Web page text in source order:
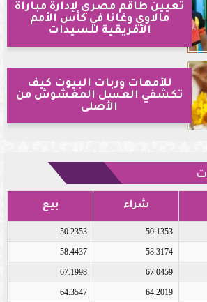
تعيين طاقم مصري لإدارة مباراة
مالاوي وغانا في كأس الأمم
الأفريقية للسيدات
للأمهات وربات البيوت كيف
تكشفي العسل المغشوش من
الأصلى
شراء بيع
50.1353
50.2353
58.3174
58.4437
67.0459
67.1998
64.2019
64.3547